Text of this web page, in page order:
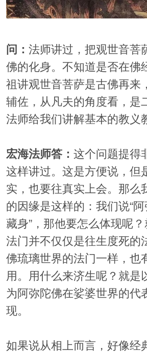
问： 法师讲过，把观世音菩
佛的化身。不知道是否在佛
祖讲观世音菩萨是古佛再来
辅佐，从凡夫的角度看，是
法师给我们讲解基本的教义
宏海法师答： 这个问题提得
这样讲过。这是方便说，但
实，也要往真实上会。那么
的因缘是这样的：我们说“
藏身”，那他要怎么体现呢
法门并不仅仅是往生度死的
佛琉璃世界的法门一样，也
用。用什么来济生呢？就是
为阿弥陀佛在娑婆世界的代
现。
如果说从相上而言，好像经